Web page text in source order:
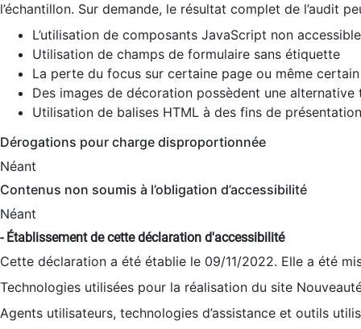
l’échantillon. Sur demande, le résultat complet de l’audit
L’utilisation de composants JavaScript non
Utilisation de champs de formulaire sans étiquette
La perte du focus sur certaine page ou même
Des images de décoration possèdent une alternative
Utilisation de balises HTML à des fins de
Dérogations pour charge disproportionnée
Néant
Contenus non soumis à l’obligation d’accessibilité
Néant
- Établissement de cette déclaration d'accessibilité
Cette déclaration a été établie le 09/11/2022. Elle a été
Technologies utilisées pour la réalisation du site
Agents utilisateurs, technologies d’assistance et outils